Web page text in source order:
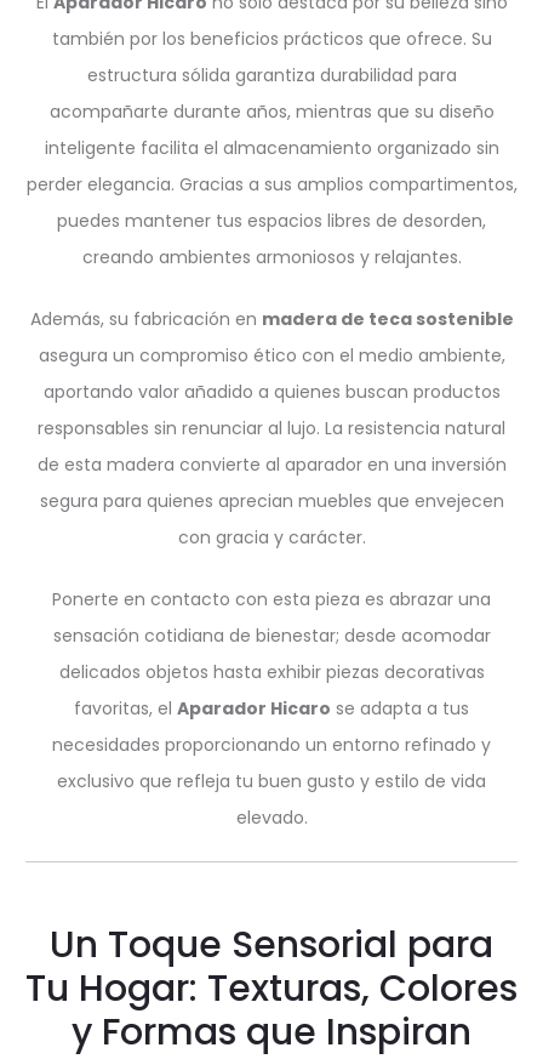
también por los beneficios prácticos que ofrece. Su
estructura sólida garantiza durabilidad para
acompañarte durante años, mientras que su diseño
inteligente facilita el almacenamiento organizado sin
perder elegancia. Gracias a sus amplios compartimentos,
puedes mantener tus espacios libres de desorden,
creando ambientes armoniosos y relajantes.
Además, su fabricación en madera de teca sostenible
asegura un compromiso ético con el medio ambiente,
aportando valor añadido a quienes buscan productos
responsables sin renunciar al lujo. La resistencia natural
de esta madera convierte al aparador en una inversión
segura para quienes aprecian muebles que envejecen
con gracia y carácter.
Ponerte en contacto con esta pieza es abrazar una
sensación cotidiana de bienestar; desde acomodar
delicados objetos hasta exhibir piezas decorativas
favoritas, el Aparador Hicaro se adapta a tus
necesidades proporcionando un entorno refinado y
exclusivo que refleja tu buen gusto y estilo de vida
elevado.
Un Toque Sensorial para
Tu Hogar: Texturas, Colores
y Formas que Inspiran